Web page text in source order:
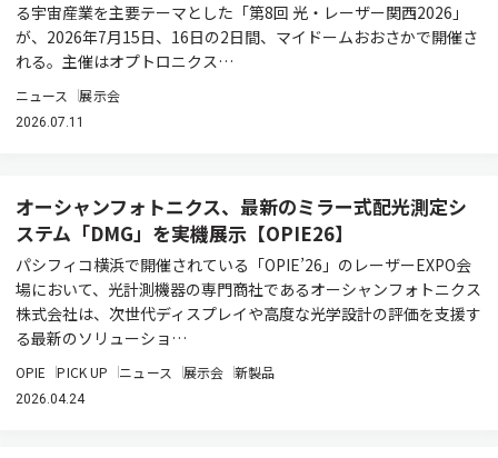
る宇宙産業を主要テーマとした「第8回 光・レーザー関西2026」
が、2026年7月15日、16日の2日間、マイドームおおさかで開催さ
れる。主催はオプトロニクス…
ニュース 展示会
2026.07.11
オーシャンフォトニクス、最新のミラー式配光測定シ
ステム「DMG」を実機展示【OPIE26】
パシフィコ横浜で開催されている「OPIE’26」のレーザーEXPO会
場において、光計測機器の専門商社であるオーシャンフォトニクス
株式会社は、次世代ディスプレイや高度な光学設計の評価を支援す
る最新のソリューショ…
OPIE PICK UP ニュース 展示会 新製品
2026.04.24